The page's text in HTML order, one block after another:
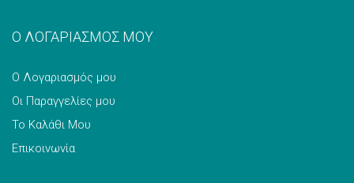
Ο ΛΟΓΑΡΙΑΣΜΟΣ ΜΟΥ
Ο Λογαριασμός μου
Οι Παραγγελίες μου
Το Καλάθι Μου
Επικοινωνία